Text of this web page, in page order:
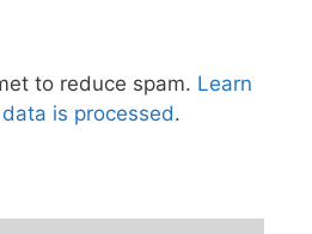
to reduce spam. Learn
is processed.